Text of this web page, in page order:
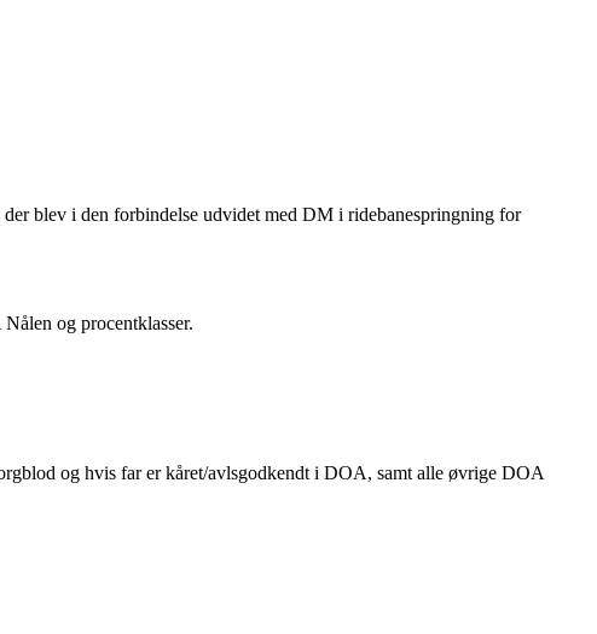
blev i den forbindelse udvidet med DM i ridebanespringning for
og procentklasser.
og hvis far er kåret/avlsgodkendt i DOA, samt alle øvrige DOA